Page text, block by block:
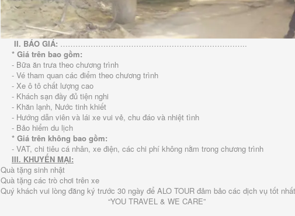
II. BÁO GIÁ: ………………………………………………………………..
* Giá trên bao gồm:
- Bữa ăn trưa theo chương trình
- Vé tham quan các điểm theo chương trình
- Xe ô tô chất lượng cao
- Khách sạn đầy đủ tiện nghi
- Khăn lạnh, Nước tinh khiết
- Hướng dẫn viên và lái xe vui vẻ, chu đáo và nhiệt tình
- Bảo hiểm du lịch
* Giá trên không bao gồm:
- VAT, chi tiêu cá nhân, xe điện, các chi phí không nằm trong chương trình
III. KHUYẾN MẠI:
Quà tặng sinh nhật
Quà tặng các trò chơi trên xe
Quý khách vui lòng đăng ký trước 30 ngày để ALO TOUR đảm bảo các dịch vụ tốt
“YOU TRAVEL & WE CARE”